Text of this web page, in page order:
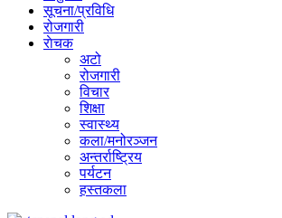
सूचना/प्रविधि
रोजगारी
राेचक
अटो
रोजगारी
विचार
शिक्षा
स्वास्थ्य
कला/मनोरञ्जन
अन्तर्राष्ट्रिय
पर्यटन
हस्तकला